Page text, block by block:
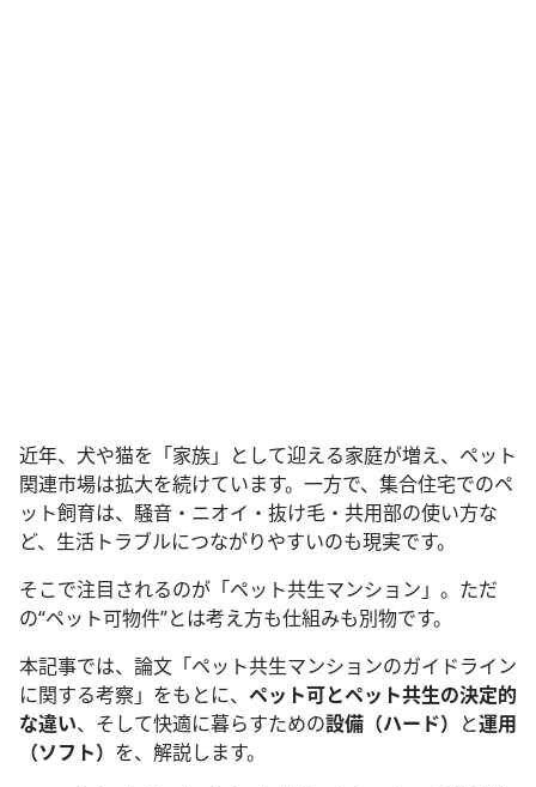
近年、犬や猫を「家族」として迎える家庭が増え、ペット
関連市場は拡大を続けています。一方で、集合住宅でのペ
ット飼育は、騒音・ニオイ・抜け毛・共用部の使い方な
ど、生活トラブルにつながりやすいのも現実です。
そこで注目されるのが「ペット共生マンション」。ただ
の“ペット可物件”とは考え方も仕組みも別物です。
本記事では、論文「ペット共生マンションのガイドライン
に関する考察」をもとに、 ペット可とペット共生の決定的
な違い、そして快適に暮らすための設備（ハード） と運用
（ソフト） を、解説します。